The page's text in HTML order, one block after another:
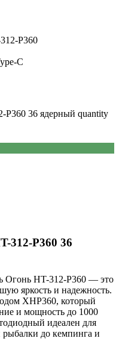
P360
C
36 ядерный quantity
312-P360 36
Огонь HT-312-P360 — это
яркость и надежность.
XHP360, который
и мощность до 1000
идеален для
рыбалки до кемпинга и